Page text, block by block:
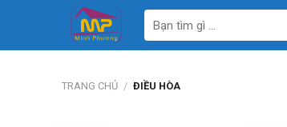
nội
kiếm:
TRANG CHỦ / ĐIỀU HÒA